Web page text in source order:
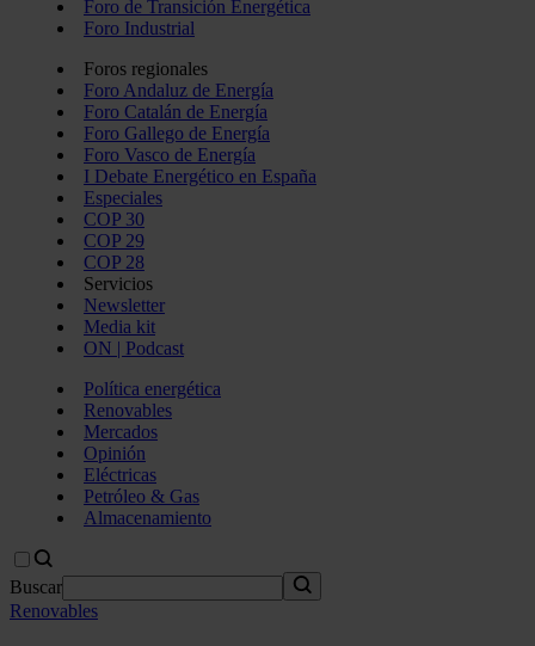
Foro de Transición Energética
Foro Industrial
Foros regionales
Foro Andaluz de Energía
Foro Catalán de Energía
Foro Gallego de Energía
Foro Vasco de Energía
I Debate Energético en España
Especiales
COP 30
COP 29
COP 28
Servicios
Newsletter
Media kit
ON | Podcast
Política energética
Renovables
Mercados
Opinión
Eléctricas
Petróleo & Gas
Almacenamiento
Buscar
Renovables